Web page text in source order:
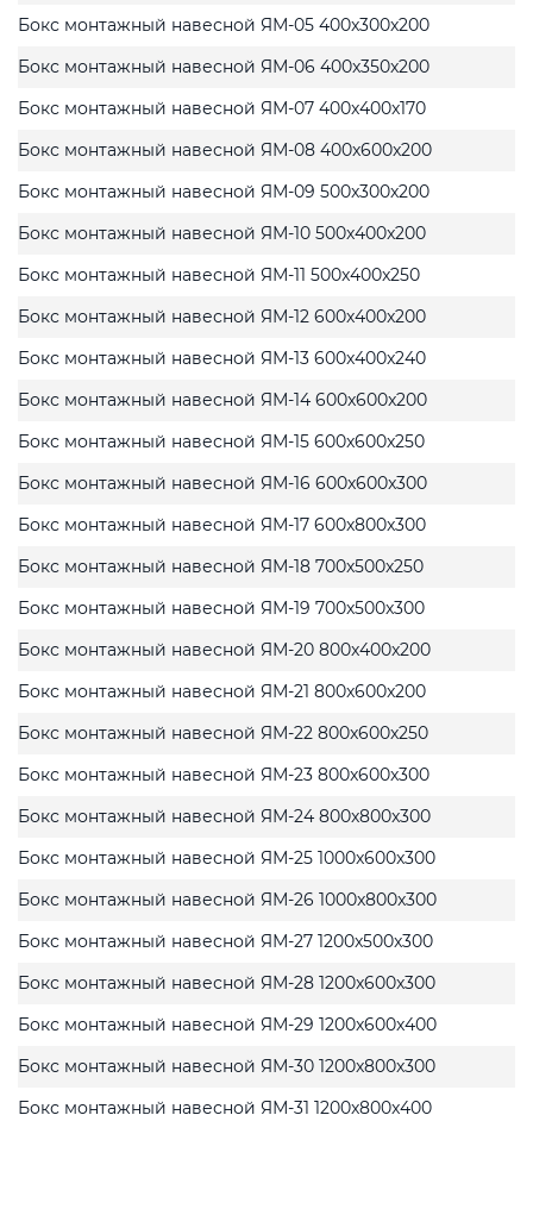
Бокс монтажный навесной ЯМ-05 400x300x200
Бокс монтажный навесной ЯМ-06 400x350x200
Бокс монтажный навесной ЯМ-07 400x400x170
Бокс монтажный навесной ЯМ-08 400x600x200
Бокс монтажный навесной ЯМ-09 500x300x200
Бокс монтажный навесной ЯМ-10 500x400x200
Бокс монтажный навесной ЯМ-11 500x400x250
Бокс монтажный навесной ЯМ-12 600x400x200
Бокс монтажный навесной ЯМ-13 600x400x240
Бокс монтажный навесной ЯМ-14 600x600x200
Бокс монтажный навесной ЯМ-15 600x600x250
Бокс монтажный навесной ЯМ-16 600x600x300
Бокс монтажный навесной ЯМ-17 600x800x300
Бокс монтажный навесной ЯМ-18 700x500x250
Бокс монтажный навесной ЯМ-19 700x500x300
Бокс монтажный навесной ЯМ-20 800x400x200
Бокс монтажный навесной ЯМ-21 800x600x200
Бокс монтажный навесной ЯМ-22 800x600x250
Бокс монтажный навесной ЯМ-23 800x600x300
Бокс монтажный навесной ЯМ-24 800x800x300
Бокс монтажный навесной ЯМ-25 1000x600x300
Бокс монтажный навесной ЯМ-26 1000x800x300
Бокс монтажный навесной ЯМ-27 1200x500x300
Бокс монтажный навесной ЯМ-28 1200x600x300
Бокс монтажный навесной ЯМ-29 1200x600x400
Бокс монтажный навесной ЯМ-30 1200x800x300
Бокс монтажный навесной ЯМ-31 1200x800x400